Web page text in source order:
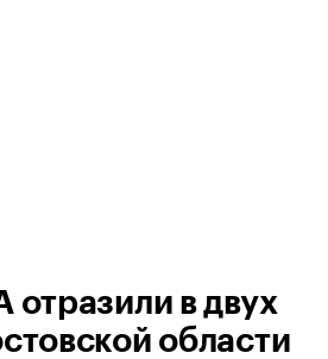
отразили в двух
области